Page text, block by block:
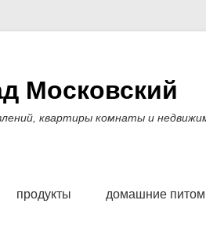
Московский
квартиры комнаты и
продукты домашние